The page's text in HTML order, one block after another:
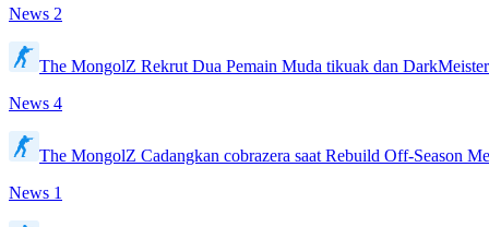
News 2
The MongolZ Rekrut Dua Pemain Muda tikuak dan DarkMeister
News 4
The MongolZ Cadangkan cobrazera saat Rebuild Off-Season
News 1